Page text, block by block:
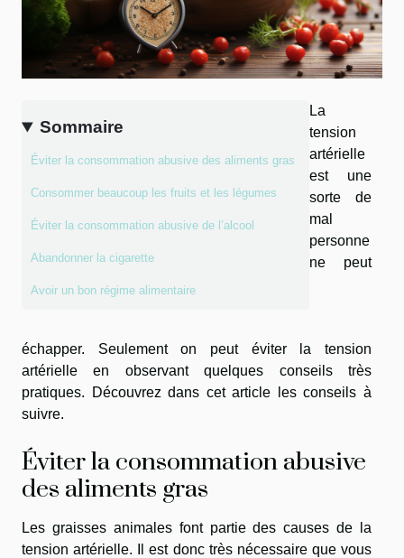
Sommaire
Éviter la consommation abusive des aliments gras
Consommer beaucoup les fruits et les légumes
Éviter la consommation abusive de l’alcool
Abandonner la cigarette
Avoir un bon régime alimentaire
La
tension
artérielle
est une
sorte de
mal
personne
ne peut
échapper. Seulement on peut éviter la tension
artérielle en observant quelques conseils très
pratiques. Découvrez dans cet article les conseils à
suivre.
Éviter la consommation abusive
des aliments gras
Les graisses animales font partie des causes de la
tension artérielle. Il est donc très nécessaire que vous